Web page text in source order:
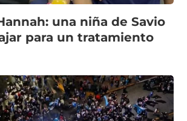
una niña de Savio
para un tratamiento